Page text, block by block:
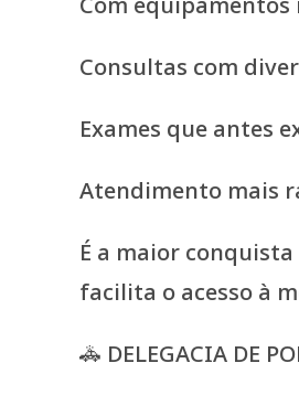
Consultas com
Exames que antes
Atendimento mais
É a maior
facilita o acesso à
🚓 DELEGACIA DE